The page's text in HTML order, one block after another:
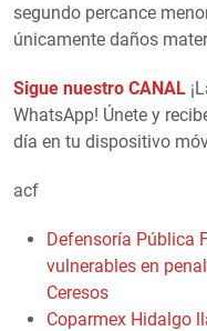
segundo percance
únicamente daños
Sigue nuestro CANAL
WhatsApp! Únete y
día en tu dispositivo
acf
Defensoría Pública
vulnerables en
Ceresos
Coparmex Hidalgo